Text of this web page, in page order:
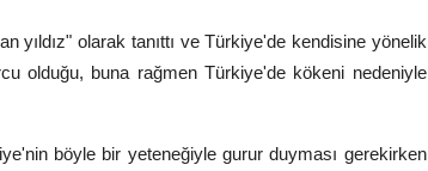
yıldız" olarak tanıttı ve Türkiye'de kendisine yönelik
olduğu, buna rağmen Türkiye'de kökeni nedeniyle
böyle bir yeteneğiyle gurur duyması gerekirken